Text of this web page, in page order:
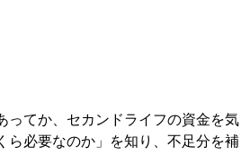
ってか、セカンドライフの資金を気
ら必要なのか」を知り、不足分を補